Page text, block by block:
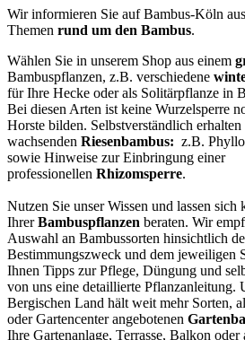
Wir informieren Sie auf Bambus-Köln
Themen rund um den Bambus.
Wählen Sie in unserem Shop aus einem
Bambuspflanzen, z.B. verschiedene
für Ihre Hecke oder als Solitärpflanze in
Bei diesen Arten ist keine Wurzelsperre
Horste bilden. Selbstverständlich
wachsenden Riesenbambus: z.B.
sowie Hinweise zur Einbringung einer
professionellen Rhizomsperre.
Nutzen Sie unser Wissen und lassen sich
IhrerBambuspflanzen beraten. Wir
Auswahl an Bambussorten hinsichtlich
Bestimmungszweck und dem jeweiligen
Ihnen Tipps zur Pflege, Düngung und
von uns eine detaillierte Pflanzanleitung.
Bergischen Land hält weit mehr Sorten,
oder Gartencenter angebotenen
Ihre Gartenanlage, Terrasse, Balkon oder